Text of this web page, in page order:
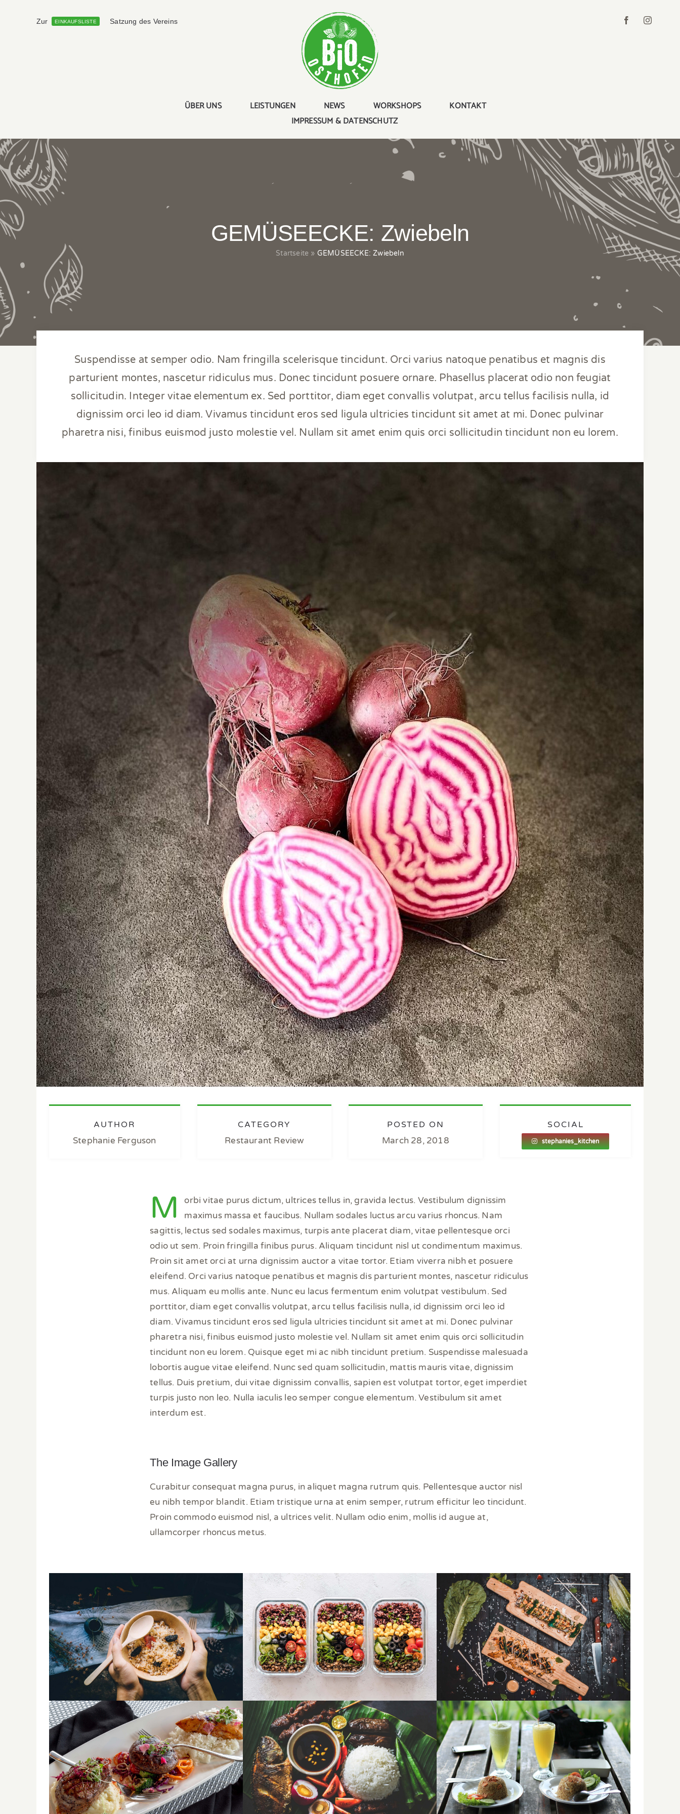
Zur EINKAUFSLISTE Satzung des Vereins
ÜBER UNS LEISTUNGEN NEWS WORKSHOPS
KONTAKT
IMPRESSUM & DATENSCHUTZ
GEMÜSEECKE: Zwiebeln
Startseite » GEMÜSEECKE: Zwiebeln
Suspendisse at semper odio. Nam fringilla scelerisque tincidunt. Orci varius natoque penatibus et magnis dis
parturient montes, nascetur ridiculus mus. Donec tincidunt posuere ornare. Phasellus placerat odio non feugiat
sollicitudin. Integer vitae elementum ex. Sed porttitor, diam eget convallis volutpat, arcu tellus facilisis nulla, id
dignissim orci leo id diam. Vivamus tincidunt eros sed ligula ultricies tincidunt sit amet at mi. Donec pulvinar
pharetra nisi, finibus euismod justo molestie vel. Nullam sit amet enim quis orci sollicitudin tincidunt non eu lorem.
AUTHOR
Stephanie Ferguson
CATEGORY
Restaurant Review
POSTED ON
March 28, 2018
SOCIAL
stephanies_kitchen
M
orbi vitae purus dictum, ultrices tellus in, gravida lectus. Vestibulum dignissim
maximus massa et faucibus. Nullam sodales luctus arcu varius rhoncus. Nam
sagittis, lectus sed sodales maximus, turpis ante placerat diam, vitae pellentesque orci
odio ut sem. Proin fringilla finibus purus. Aliquam tincidunt nisl ut condimentum maximus.
Proin sit amet orci at urna dignissim auctor a vitae tortor. Etiam viverra nibh et posuere
eleifend. Orci varius natoque penatibus et magnis dis parturient montes, nascetur ridiculus
mus. Aliquam eu mollis ante. Nunc eu lacus fermentum enim volutpat vestibulum. Sed
porttitor, diam eget convallis volutpat, arcu tellus facilisis nulla, id dignissim orci leo id
diam. Vivamus tincidunt eros sed ligula ultricies tincidunt sit amet at mi. Donec pulvinar
pharetra nisi, finibus euismod justo molestie vel. Nullam sit amet enim quis orci sollicitudin
tincidunt non eu lorem. Quisque eget mi ac nibh tincidunt pretium. Suspendisse malesuada
lobortis augue vitae eleifend. Nunc sed quam sollicitudin, mattis mauris vitae, dignissim
tellus. Duis pretium, dui vitae dignissim convallis, sapien est volutpat tortor, eget imperdiet
turpis justo non leo. Nulla iaculis leo semper congue elementum. Vestibulum sit amet
interdum est.
The Image Gallery
Curabitur consequat magna purus, in aliquet magna rutrum quis. Pellentesque auctor nisl
eu nibh tempor blandit. Etiam tristique urna at enim semper, rutrum efficitur leo tincidunt.
Proin commodo euismod nisl, a ultrices velit. Nullam odio enim, mollis id augue at,
ullamcorper rhoncus metus.